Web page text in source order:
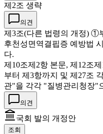
제2조 생략
의견
제3조(다른 법령의 개정) ①
후천성면역결핍증 예방법
다.
제10조제2항 본문, 제12조
부터 제3항까지 및 제27조
관"을 각각 "질병관리청장"
의견
국회 발의 개정안
조회